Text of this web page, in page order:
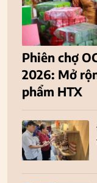
Phiên chợ
2026: Mở
phẩm HTX